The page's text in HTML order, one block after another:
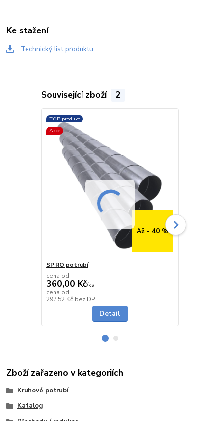
Ke stažení
Technický list produktu
Související zboží 2
TOP produkt
Akce
Až - 40 %
SPIRO potrubí
cena od
360,00 Kč/ks
cena od
297,52 Kč bez DPH
Detail
Zboží zařazeno v kategoriích
Kruhové potrubí
Katalog